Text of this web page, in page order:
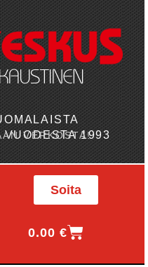
1993
VERKOSTA!
Soita
0.00€